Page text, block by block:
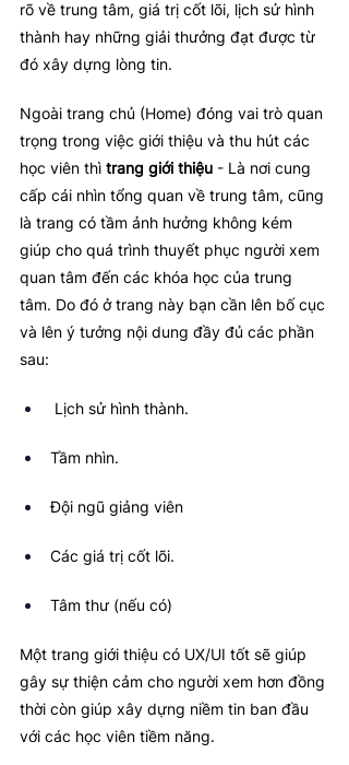
rõ về trung tâm, giá trị cốt lõi, lịch sử hình
thành hay những giải thưởng đạt được từ
đó xây dựng lòng tin.
Ngoài trang chủ (Home) đóng vai trò quan
trọng trong việc giới thiệu và thu hút các
học viên thì trang giới thiệu - Là nơi cung
cấp cái nhìn tổng quan về trung tâm, cũng
là trang có tầm ảnh hưởng không kém
giúp cho quá trình thuyết phục người xem
quan tâm đến các khóa học của trung
tâm. Do đó ở trang này bạn cần lên bố cục
và lên ý tưởng nội dung đầy đủ các phần
sau:
Lịch sử hình thành.
Tầm nhìn.
Đội ngũ giảng viên
Các giá trị cốt lõi.
Tâm thư (nếu có)
Một trang giới thiệu có UX/UI tốt sẽ giúp
gây sự thiện cảm cho người xem hơn đồng
thời còn giúp xây dựng niềm tin ban đầu
với các học viên tiềm năng.